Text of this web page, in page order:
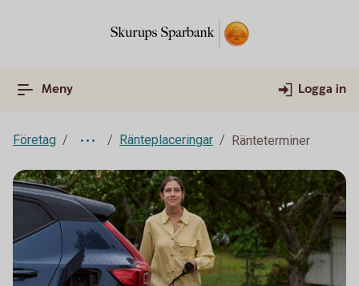
Meny Logga in
Företag Ränteplaceringar Ränteterminer